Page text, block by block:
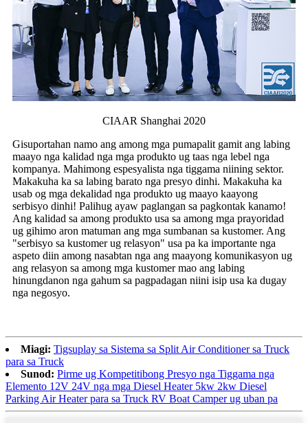
CIAAR Shanghai 2020
Gisuportahan namo ang among mga pumapalit gamit ang labing
maayo nga kalidad nga mga produkto ug taas nga lebel nga
kompanya. Mahimong espesyalista nga tiggama niining sektor.
Makakuha ka sa labing barato nga presyo dinhi. Makakuha ka
usab og mga dekalidad nga produkto ug maayo kaayong
serbisyo dinhi! Palihug ayaw paglangan sa pagkontak kanamo!
Ang kalidad sa among produkto usa sa among mga prayoridad
ug gihimo aron matuman ang mga sumbanan sa kustomer. Ang
"serbisyo sa kustomer ug relasyon" usa pa ka importante nga
aspeto diin among nasabtan nga ang maayong komunikasyon ug
ang relasyon sa among mga kustomer mao ang labing
hinungdanon nga gahum sa pagpadagan niini isip usa ka dugay
nga negosyo.
Miagi: Tigsuplay sa Sistema sa Split Air Conditioner sa Truck
para sa Truck
Sunod: Pirme ug Kompetitibong Presyo nga Tiggama nga
Elemento 12V 24V nga mga Diesel Heater 5kw 2kw Diesel
Parking Air Heater para sa Truck RV Boat Camper ug uban pa